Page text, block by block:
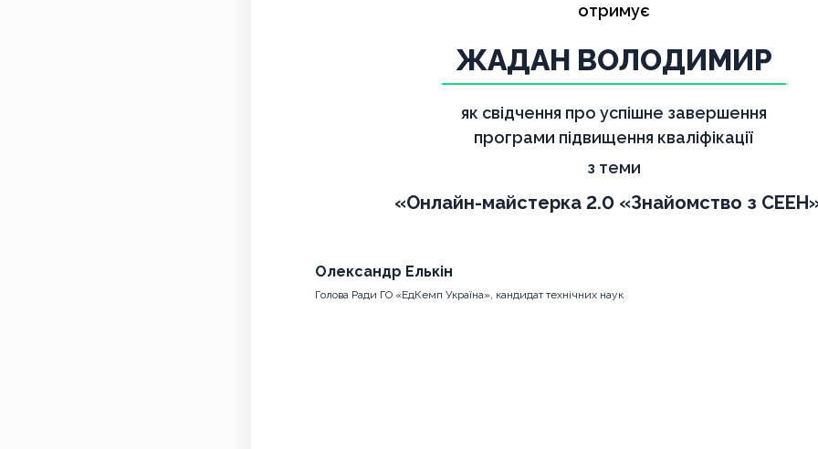
отримує
ЖАДАН ВОЛОДИМИР
як свідчення про успішне завершення
програми підвищення кваліфікації
з теми
«Онлайн-майстерка 2.0 «Знайомство з
Олександр Елькін
Голова Ради ГО «ЕдКемп Україна», кандидат технічних наук